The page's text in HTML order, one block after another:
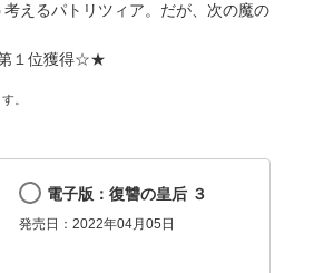
えるパトリツィア。だが、次の魔の
１位獲得☆★
。
電子版：復讐の皇后 ３
発売日：2022年04月05日